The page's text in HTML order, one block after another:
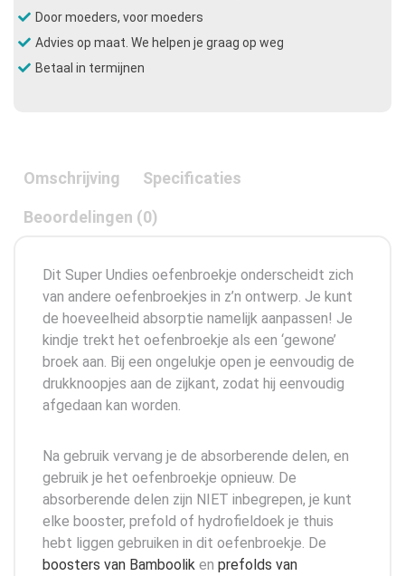
Door moeders, voor moeders
Advies op maat. We helpen je graag op weg
Betaal in termijnen
Omschrijving Specificaties
Beoordelingen (0)
Dit Super Undies oefenbroekje onderscheidt zich
van andere oefenbroekjes in z’n ontwerp. Je kunt
de hoeveelheid absorptie namelijk aanpassen! Je
kindje trekt het oefenbroekje als een ‘gewone’
broek aan. Bij een ongelukje open je eenvoudig de
drukknoopjes aan de zijkant, zodat hij eenvoudig
afgedaan kan worden.
Na gebruik vervang je de absorberende delen, en
gebruik je het oefenbroekje opnieuw. De
absorberende delen zijn NIET inbegrepen, je kunt
elke booster, prefold of hydrofieldoek je thuis
hebt liggen gebruiken in dit oefenbroekje. De
boosters van Bamboolik en prefolds van